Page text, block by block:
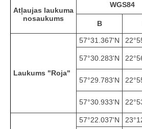
Atļaujas laukuma
nosaukums
WGS84
B
Laukums "Roja"
57°31.367'N
57°30.283'N
57°29.783'N
57°30.933'N
57°22.037'N